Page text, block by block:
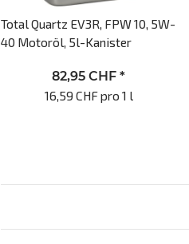
Total Quartz EV3R, FPW 10, 5W-
40 Motoröl, 5l-Kanister
82,95 CHF *
16,59 CHF pro 1 l